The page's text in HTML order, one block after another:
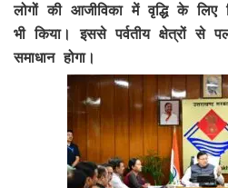
लोगों की आजीविका में वृद्धि के लिए
भी किया। इससे पर्वतीय क्षेत्रों से
समाधान होगा।